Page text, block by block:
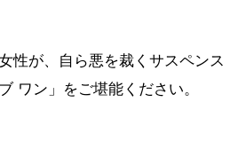
性が、自ら悪を裁くサスペンス
ワン」をご堪能ください。